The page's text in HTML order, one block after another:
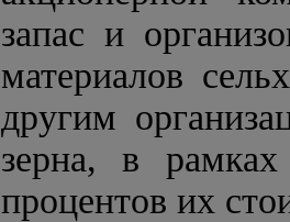
запас и
материалов
другим
зерна, в
процентов их